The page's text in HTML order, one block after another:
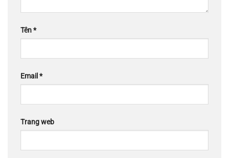
Tên*
Email *
Trang web